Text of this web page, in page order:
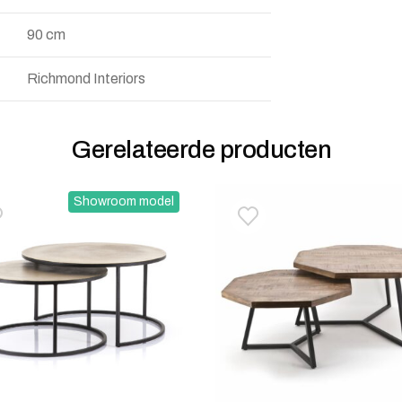
90 cm
Richmond Interiors
Gerelateerde producten
Showroom model
aan verlanglijstje
van verlanglijst Toevoegen aan
Verwijderen van